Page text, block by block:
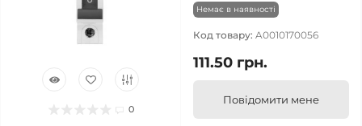
0
Немає в наявності
Код товару: A0010170056
111.50 грн.
Повідомити мене